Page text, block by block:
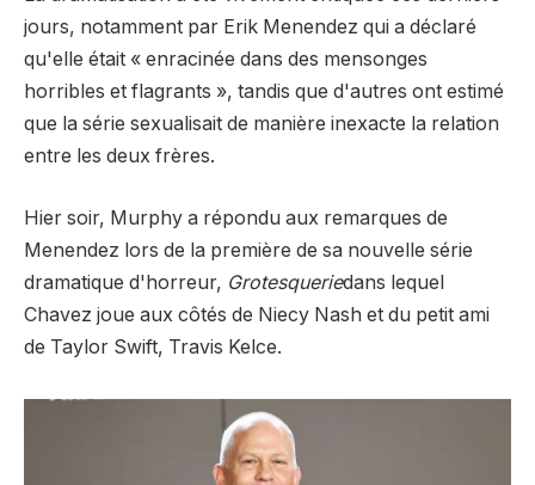
jours, notamment par Erik Menendez qui a déclaré
qu'elle était « enracinée dans des mensonges
horribles et flagrants », tandis que d'autres ont estimé
que la série sexualisait de manière inexacte la relation
entre les deux frères.
Hier soir, Murphy a répondu aux remarques de
Menendez lors de la première de sa nouvelle série
dramatique d'horreur, Grotesqueriedans lequel
Chavez joue aux côtés de Niecy Nash et du petit ami
de Taylor Swift, Travis Kelce.